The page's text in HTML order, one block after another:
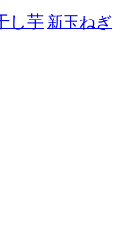
し芋 新玉ねぎ